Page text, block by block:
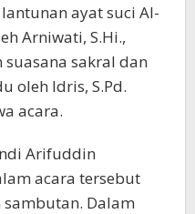
ayat suci Al-
Arniwati, S.Hi.,
suasana sakral dan
oleh Idris, S.Pd.
acara.
Arifuddin
acara tersebut
Dalam